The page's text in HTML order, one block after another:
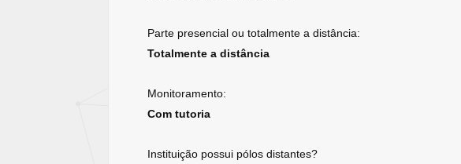
Parte presencial ou totalmente a distância:
Totalmente a distância
Monitoramento:
Com tutoria
Instituição possui pólos distantes?